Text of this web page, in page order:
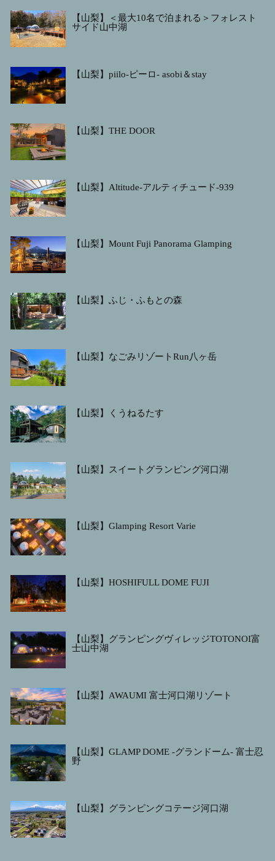
【山梨】＜最大10名で泊まれる＞フォレスト
サイド山中湖
【山梨】piilo-ピーロ- asobi＆stay
【山梨】THE DOOR
【山梨】Altitude-アルティチュード-939
【山梨】Mount Fuji Panorama Glamping
【山梨】ふじ・ふもとの森
【山梨】なごみリゾートRun八ヶ岳
【山梨】くうねるたす
【山梨】スイートグランピング河口湖
【山梨】Glamping Resort Varie
【山梨】HOSHIFULL DOME FUJI
【山梨】グランピングヴィレッジTOTONOI富
士山中湖
【山梨】AWAUMI 富士河口湖リゾート
【山梨】GLAMP DOME -グランドーム- 富士忍
野
【山梨】グランピングコテージ河口湖